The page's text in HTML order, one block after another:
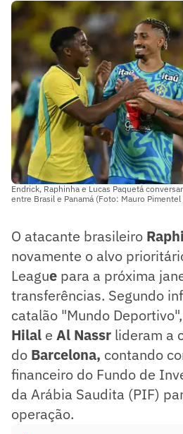
Endrick, Raphinha e Lucas Paquetá
entre Brasil e Panamá (Foto: Mauro Pimentel
O atacante brasileiro
novamente o alvo
League para a próxima
transferências. Segundo
catalão "Mundo
Hilal e Al Nassr lideram a
do Barcelona, contando
financeiro do Fundo de
da Arábia Saudita (PIF)
operação.